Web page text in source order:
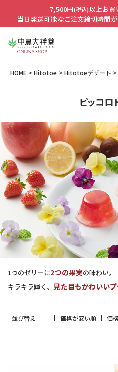
7,500円(税込)以上お買
当日発送可能なご注文締切時間
HOME Hitotoe Hitotoeデザート
ピッコロ
1つのゼリーに2つの果実の味わい。
キラキラ輝く、 見た目もかわいいプ
並び替え 価格が安い順 価